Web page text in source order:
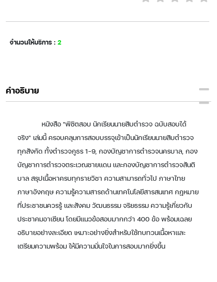
จำนวนให้บริการ : 2
คำอธิบาย
หนังสือ "พิชิตสอบ นักเรียนนายสิบตำรวจ ฉบับสอบได้
จริง" เล่มนี้ ครอบคลุมการสอบบรรจุเข้าเป็นนักเรียนนายสิบตำรวจ
ทุกสังกัด ทั้งตำรวจภูธร 1-9, กองบัญชาการตำรวจนครบาล, กอง
บัญชาการตำรวจตระเวณชายแดน และกองบัญชาการตำรวจสันติ
บาล สรุปเนื้อหาครบทุกรายวิชา ความสามารถทั่วไป ภาษาไทย
ภาษาอังกฤษ ความรู้ความสารถด้านเทคโนโลยีสารสนเทศ กฎหมาย
ที่ประชาชนควรรู้ และสังคม วัฒนธรรม จริยธรรม ความรู้เกี่ยวกับ
ประชาคมอาเซียน โดยมีแนวข้อสอบมากกว่า 400 ข้อ พร้อมเฉลย
อธิบายอย่างละเอียด เหมาะอย่างยิ่งสำหรับใช้ทบทวนเนื้อหาและ
เตรียมความพร้อม ให้มีความมั่นใจในการสอบมากยิ่งขึ้น